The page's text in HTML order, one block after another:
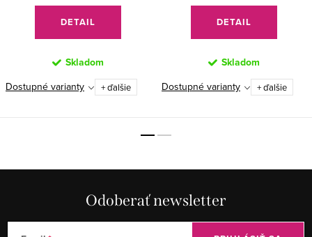
DETAIL
Skladom
Dostupné varianty
+ ďalšie
DETAIL
Skladom
Dostupné varianty
+ ďalšie
Odoberať newsletter